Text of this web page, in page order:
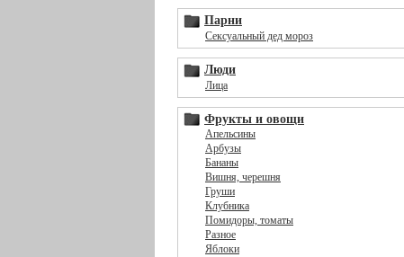
Парни
Сексуальный дед мороз
Люди
Лица
Фрукты и овощи
Апельсины
Арбузы
Бананы
Вишня, черешня
Груши
Клубника
Помидоры, томаты
Разное
Яблоки